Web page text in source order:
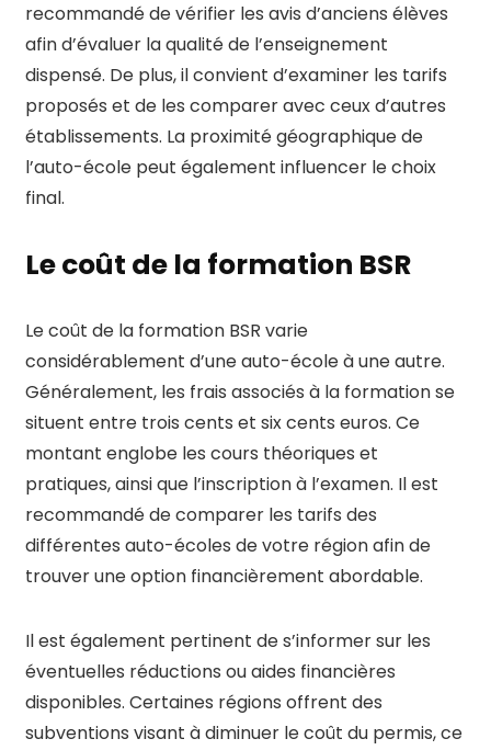
recommandé de vérifier les avis d’anciens élèves
afin d’évaluer la qualité de l’enseignement
dispensé. De plus, il convient d’examiner les tarifs
proposés et de les comparer avec ceux d’autres
établissements. La proximité géographique de
l’auto-école peut également influencer le choix
final.
Le coût de la formation BSR
Le coût de la formation BSR varie
considérablement d’une auto-école à une autre.
Généralement, les frais associés à la formation se
situent entre trois cents et six cents euros. Ce
montant englobe les cours théoriques et
pratiques, ainsi que l’inscription à l’examen. Il est
recommandé de comparer les tarifs des
différentes auto-écoles de votre région afin de
trouver une option financièrement abordable.
Il est également pertinent de s’informer sur les
éventuelles réductions ou aides financières
disponibles. Certaines régions offrent des
subventions visant à diminuer le coût du permis, ce